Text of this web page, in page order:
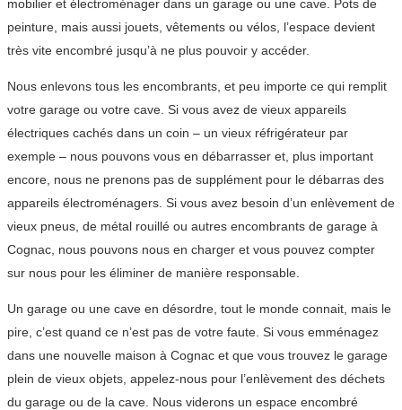
mobilier et électroménager dans un garage ou une cave. Pots de
peinture, mais aussi jouets, vêtements ou vélos, l’espace devient
très vite encombré jusqu’à ne plus pouvoir y accéder.
Nous enlevons tous les encombrants, et peu importe ce qui remplit
votre garage ou votre cave. Si vous avez de vieux appareils
électriques cachés dans un coin – un vieux réfrigérateur par
exemple – nous pouvons vous en débarrasser et, plus important
encore, nous ne prenons pas de supplément pour le débarras des
appareils électroménagers. Si vous avez besoin d’un enlèvement de
vieux pneus, de métal rouillé ou autres encombrants de garage à
Cognac, nous pouvons nous en charger et vous pouvez compter
sur nous pour les éliminer de manière responsable.
Un garage ou une cave en désordre, tout le monde connait, mais le
pire, c’est quand ce n’est pas de votre faute. Si vous emménagez
dans une nouvelle maison à Cognac et que vous trouvez le garage
plein de vieux objets, appelez-nous pour l’enlèvement des déchets
du garage ou de la cave. Nous viderons un espace encombré